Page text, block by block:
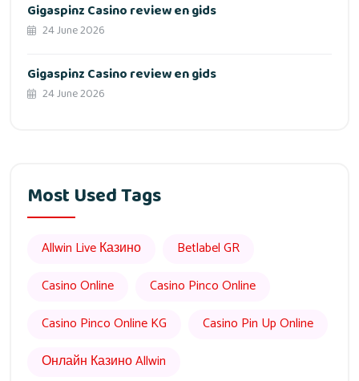
Gigaspinz Casino review en gids
24 June 2026
Gigaspinz Casino review en gids
24 June 2026
Most Used Tags
Allwin Live Казино
Betlabel GR
Casino Online
Casino Pinco Online
Casino Pinco Online KG
Casino Pin Up Online
Онлайн Казино Allwin